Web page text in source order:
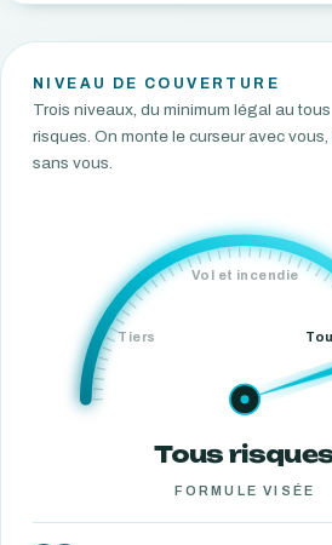
NIVEAU DE COUVERTURE
Trois niveaux, du minimum légal au tous
risques. On monte le curseur avec vous,
sans vous.
Tiers
Vol et incendie
Tous
FORMULE VISÉE